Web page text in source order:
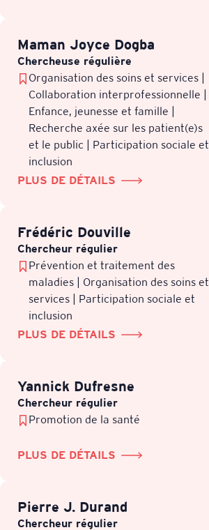
Maman Joyce Dogba
Chercheuse régulière
Organisation des soins et services |
Collaboration interprofessionnelle |
Enfance, jeunesse et famille |
Recherche axée sur les patient(e)s
et le public | Participation sociale et
inclusion
PLUS DE DÉTAILS
Frédéric Douville
Chercheur régulier
Prévention et traitement des
maladies | Organisation des soins et
services | Participation sociale et
inclusion
PLUS DE DÉTAILS
Yannick Dufresne
Chercheur régulier
Promotion de la santé
PLUS DE DÉTAILS
Pierre J. Durand
Chercheur régulier